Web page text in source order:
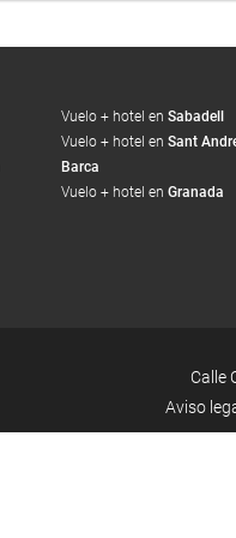
Vuelo + hotel en Sabadell
Vuelo + hotel en Sant
Barca
Vuelo + hotel en Granada
Calle
Aviso